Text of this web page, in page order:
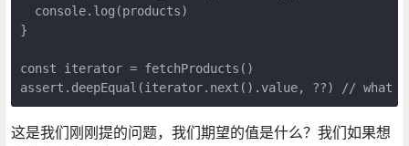
  console.log(products)
}
const iterator = fetchProducts()
assert.deepEqual(iterator.next().value, ??) // what
这是我们刚刚提的问题，我们期望的值是什么？我们如果想